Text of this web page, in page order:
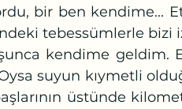
bir ben kendime...
tebessümlerle bizi
suyun kıymetli
üstünde